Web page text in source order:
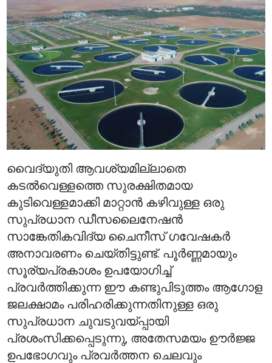
വൈദ്യുതി ആവശ്യമില്ലാതെ
കടൽവെള്ളത്തെ സുരക്ഷിതമായ
കുടിവെള്ളമാക്കി മാറ്റാൻ കഴിവുള്ള ഒരു
സുപ്രധാന ഡീസലൈനേഷൻ
സാങ്കേതികവിദ്യ ചൈനീസ് ഗവേഷകർ
അനാവരണം ചെയ്തിട്ടുണ്ട്. പൂർണ്ണമായും
സൂര്യപ്രകാശം ഉപയോഗിച്ച്
പ്രവർത്തിക്കുന്ന ഈ കണ്ടുപിടുത്തം ആഗോള
ജലക്ഷാമം പരിഹരിക്കുന്നതിനുള്ള ഒരു
സുപ്രധാന ചുവടുവയ്പ്പായി
പ്രശംസിക്കപ്പെടുന്നു, അതേസമയം ഊർജ്ജ
ഉപഭോഗവും പ്രവർത്തന ചെലവും